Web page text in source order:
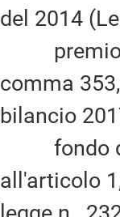
del 2014
premio
comma
bilancio
fondo di
all'articolo